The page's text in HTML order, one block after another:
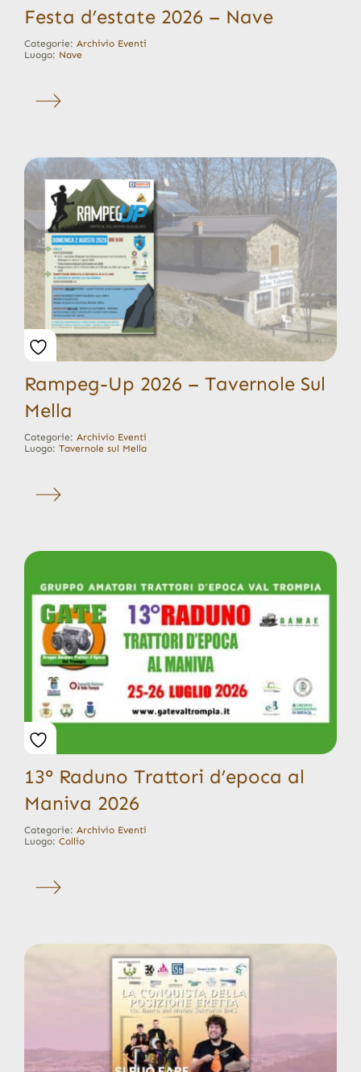
Festa d’estate 2026 – Nave
Categorie: Archivio Eventi
Luogo: Nave
Rampeg-Up 2026 – Tavernole Sul
Mella
Categorie: Archivio Eventi
Luogo: Tavernole sul Mella
13° Raduno Trattori d’epoca al
Maniva 2026
Categorie: Archivio Eventi
Luogo: Collio